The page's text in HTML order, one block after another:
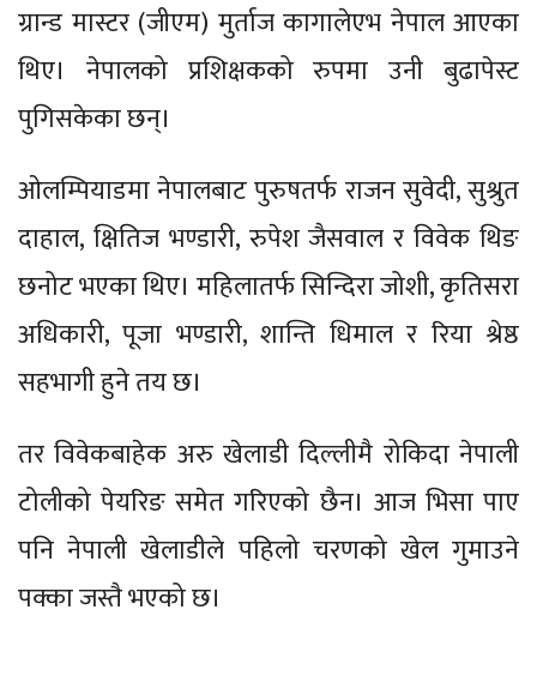
ग्रान्ड मास्टर (जीएम) मुर्ताज कागालेएभ नेपाल आएका
थिए। नेपालको प्रशिक्षकको रुपमा उनी बुढापेस्ट
पुगिसकेका छन्।
ओलम्पियाडमा नेपालबाट पुरुषतर्फ राजन सुवेदी, सुश्रुत
दाहाल, क्षितिज भण्डारी, रुपेश जैसवाल र विवेक थिङ
छनोट भएका थिए। महिलातर्फ सिन्दिरा जोशी, कृतिसरा
अधिकारी, पूजा भण्डारी, शान्ति धिमाल र रिया श्रेष्ठ
सहभागी हुने तय छ।
तर विवेकबाहेक अरु खेलाडी दिल्लीमै रोकिदा नेपाली
टोलीको पेयरिङ समेत गरिएको छैन। आज भिसा पाए
पनि नेपाली खेलाडीले पहिलो चरणको खेल गुमाउने
पक्का जस्तै भएको छ।